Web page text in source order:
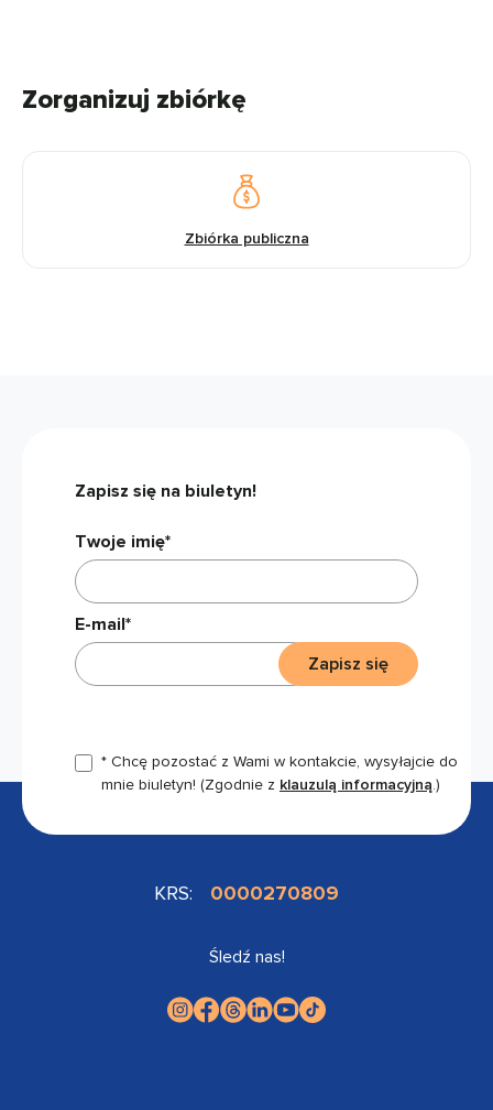
Zorganizuj zbiórkę
Zbiórka publiczna
Zapisz się na biuletyn!
Twoje imię*
E-mail*
* Chcę pozostać z Wami w kontakcie, wysyłajcie do
mnie biuletyn! (Zgodnie z klauzulą informacyjną.)
Zapisz się
KRS: 0000270809
Śledź nas!